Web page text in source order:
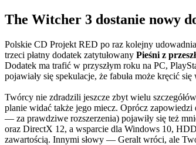
The Witcher 3 dostanie nowy
Polskie CD Projekt RED po raz kolejny
trzeci płatny dodatek zatytułowany Pieśni z
Dodatek ma trafić w przyszłym roku na PC,
pojawiały się spekulacje, że fabuła może kręcić
Twórcy nie zdradzili jeszcze zbyt wielu
planie widać także jego miecz. Oprócz
— za prawdziwe rozszerzenia) pojawiły się też
oraz DirectX 12, a wsparcie dla Windows 10,
zawartością. Innymi słowy — Geralt wróci, ale